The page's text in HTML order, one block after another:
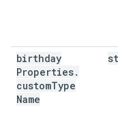
birthday
Properties.
customType
Name